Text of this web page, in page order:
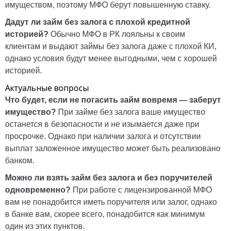
имуществом, поэтому МФО берут повышенную ставку.
Дадут ли займ без залога с плохой кредитной
историей? Обычно МФО в РК лояльны к своим
клиентам и выдают займы без залога даже с плохой КИ,
однако условия будут менее выгодными, чем с хорошей
историей.
Актуальные вопросы
Что будет, если не погасить займ вовремя — заберут
имущество? При займе без залога ваше имущество
останется в безопасности и не изымается даже при
просрочке. Однако при наличии залога и отсутствии
выплат заложенное имущество может быть реализовано
банком.
Можно ли взять займ без залога и без поручителей
одновременно? При работе с лицензированной МФО
вам не понадобится иметь поручителя или залог, однако
в банке вам, скорее всего, понадобится как минимум
один из этих пунктов.